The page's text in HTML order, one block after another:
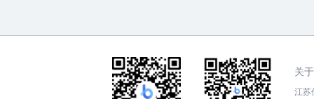
关
江苏